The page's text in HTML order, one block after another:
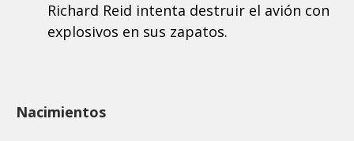
Richard Reid intenta destruir el avión con
explosivos en sus zapatos.
Nacimientos